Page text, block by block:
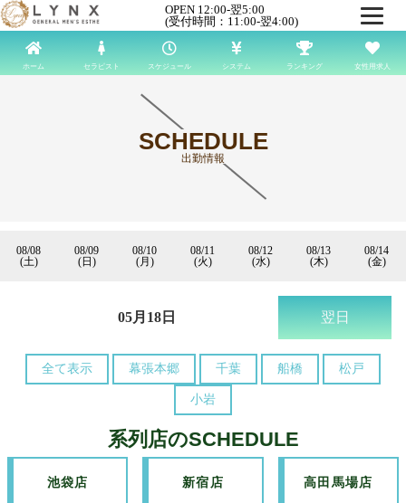
OPEN 12:00-翌5:00
(受付時間：11:00-翌4:00)
ホーム セラピスト スケジュール システム ランキング 女性用求人
SCHEDULE
出勤情報
08/08
(土)
08/09
(日)
08/10
(月)
08/11
(火)
08/12
(水)
08/13
(木)
08/14
(金)
05月18日 翌日
全て表示 幕張本郷 千葉 船橋 松戸
小岩
系列店のSCHEDULE
池袋店 新宿店 高田馬場店